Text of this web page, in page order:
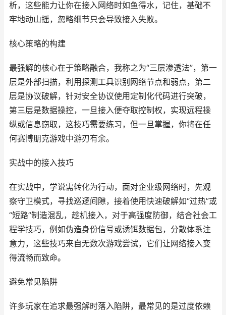
析，这些能力让你在接入网络时如鱼得水，记住，基础不
牢地动山摇，忽略细节只会导致接入失败。
核心策略的构建
最强解的核心在于策略融合，我称之为“三层渗透法”，第一
层是外部扫描，利用探测工具识别网络节点和弱点，第二
层是协议破解，针对安全协议使用定制化代码进行突破，
第三层是数据操控，一旦接入便夺取控制权，实现远程操
纵或信息窃取，这技巧需要练习，但一旦掌握，你将在任
何赛博朋克游戏中游刃有余。
实战中的接入技巧
在实战中，学说需转化为行动，面对企业级网络时，先观
察守卫模式，寻找巡逻间隙，接着使用快速破解如“过热”或
“短路”制造混乱，趁机接入，对于高强度防御，结合社会工
程学技巧，例如伪造身份信号或诱饵数据包，分散体系注
意力，这些技巧来自无数次游戏尝试，它们让网络接入变
得流畅而致命。
避免常见陷阱
许多玩家在追求最强解时落入陷阱，最常见的是过度依赖